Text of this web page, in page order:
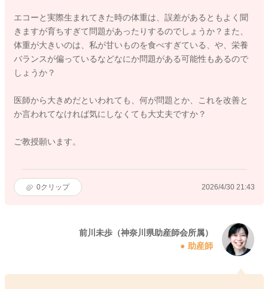
エコーと実際生まれてきた時の体重は、誤差があるともよく聞
きますが育ちすぎて問題があったりするのでしょうか？また、
体重が大きいのは、私が甘いものを食べすぎている、や、栄養
バランスが偏っているなどなにか問題がある可能性もあるので
しょうか？
医師から大きめだといわれても、何が問題とか、これを改善と
か言われてなければ気にしなくても大丈夫ですか？
ご教授願います。
0クリップ 2026/4/30 21:43
前川未歩（神奈川県助産師会所属）
助産師